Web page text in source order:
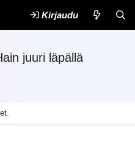
Kirjaudu
juuri läpällä